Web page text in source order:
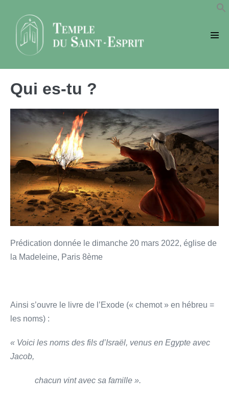
contenu
Qui es-tu ?
Prédication donnée le dimanche 20 mars 2022, église de
la Madeleine, Paris 8ème
Ainsi s’ouvre le livre de l’Exode (« chemot » en hébreu =
les noms) :
« Voici les noms des fils d’Israël, venus en Egypte avec
Jacob,
chacun vint avec sa famille ».